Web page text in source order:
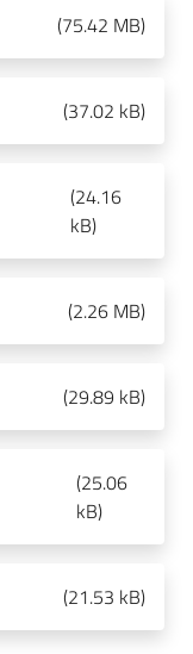
(75.42 MB)
(37.02 kB)
(24.16
kB)
(2.26 MB)
(29.89 kB)
(25.06
kB)
(21.53 kB)